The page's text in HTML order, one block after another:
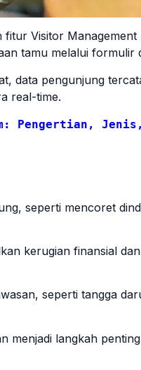
fitur Visitor
tamu melalui formulir
data pengunjung
real-time.
Pengertian,
seperti mencoret
kerugian finansial
seperti tangga
menjadi langkah